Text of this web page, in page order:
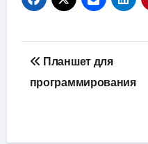
Навигация
по
Планшет для
программирования